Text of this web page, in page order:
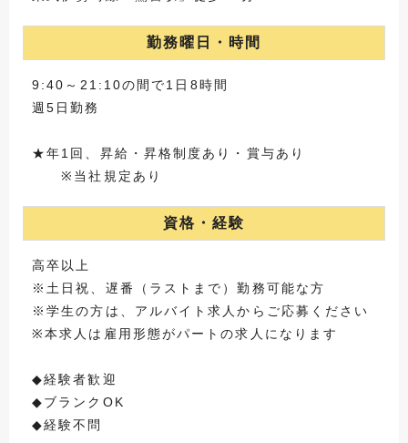
勤務曜日・時間
9:40～21:10の間で1日8時間
週5日勤務
★年1回、昇給・昇格制度あり・賞与あり
※当社規定あり
資格・経験
高卒以上
※土日祝、遅番（ラストまで）勤務可能な方
※学生の方は、アルバイト求人からご応募ください
※本求人は雇用形態がパートの求人になります
◆経験者歓迎
◆ブランクOK
◆経験不問